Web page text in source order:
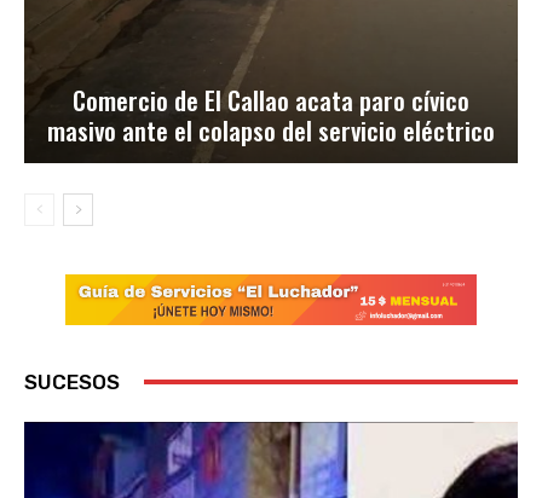
Comercio de El Callao acata paro cívico
masivo ante el colapso del servicio eléctrico
SUCESOS